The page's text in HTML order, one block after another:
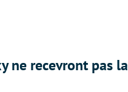
ne recevront pas la